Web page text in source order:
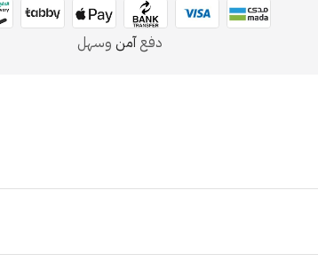
دفعآمنوسهل